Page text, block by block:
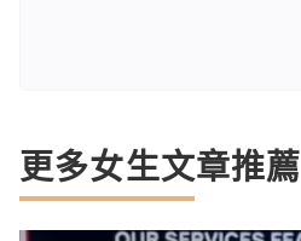
更多女生文章推薦